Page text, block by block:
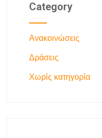
Category
Ανακοινώσεις
Δράσεις
Χωρίς κατηγορία